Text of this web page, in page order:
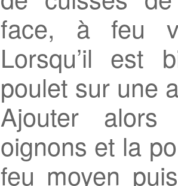
face, à feu
Lorsqu’il est
poulet sur une
Ajouter
oignons et la
feu moyen